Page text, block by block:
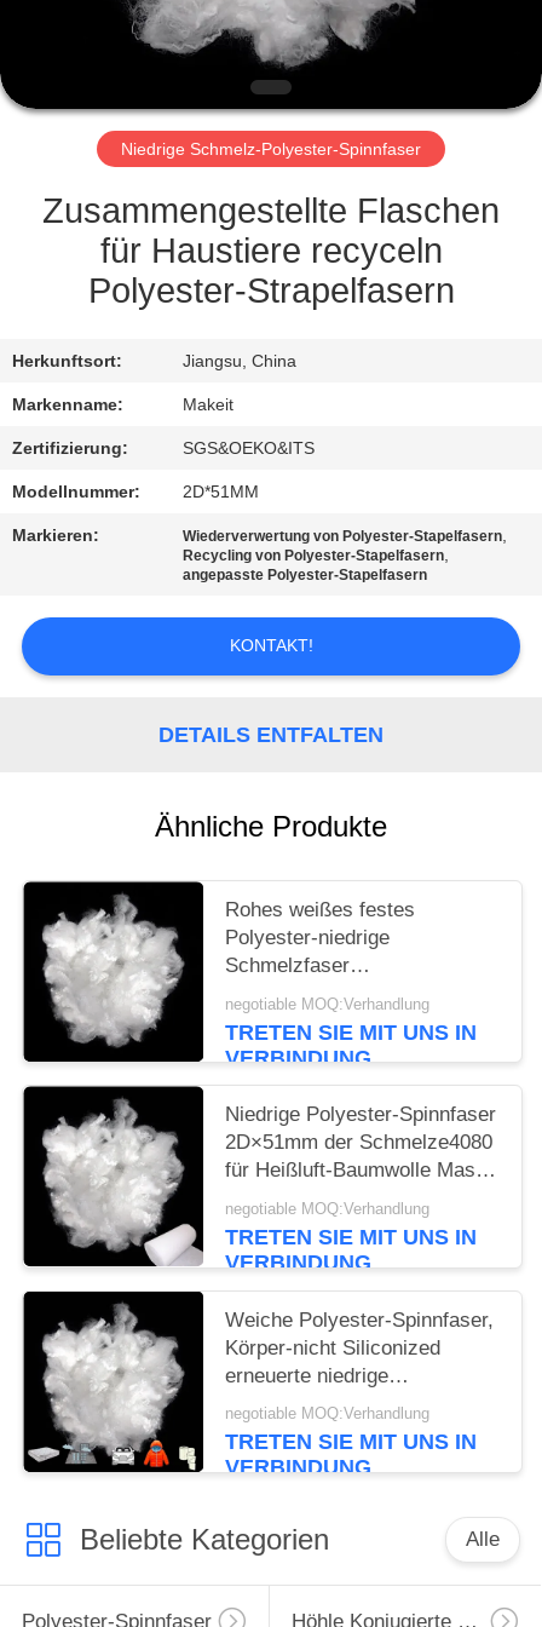
TRETEN
SIE
MIT
VERBINDUNG
NACHRICHTEN
FÄLLE
EIN
SITEMAP
Niedrige Schmelz-Polyester-Spinnfaser
Zusammengestellte Flaschen
für Haustiere recyceln
Polyester-Strapelfasern
Herkunftsort: Jiangsu, China
Markenname: Makeit
Zertifizierung: SGS&OEKO&ITS
Modellnummer: 2D*51MM
Markieren: Wiederverwertung von Polyester-Stapelfasern,
Recycling von Polyester-Stapelfasern,
angepasste Polyester-Stapelfasern
KONTAKT!
DETAILS ENTFALTEN
Ähnliche Produkte
Rohes weißes festes
Polyester-niedrige
Schmelzfaser
umweltfreundlich für mit
Hoch-Elastizität
negotiable MOQ:Verhandlung
TRETEN SIE MIT UNS IN
VERBINDUNG
Niedrige Polyester-Spinnfaser
2D×51mm der Schmelze4080
für Heißluft-Baumwolle Maske
N95 ES
negotiable MOQ:Verhandlung
TRETEN SIE MIT UNS IN
VERBINDUNG
Weiche Polyester-Spinnfaser,
Körper-nicht Siliconized
erneuerte niedrige
Schmelzfaser
negotiable MOQ:Verhandlung
TRETEN SIE MIT UNS IN
VERBINDUNG
Beliebte Kategorien Alle
Polyester-Spinnfaser Höhle Konjugierte Polyester-Spinnfaser